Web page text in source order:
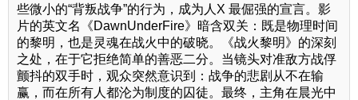
些微小的“背叛战争”的行为，成为人X 最倔强的宣言。影
片的英文名《DawnUnderFire》暗含双关：既是物理时间
的黎明，也是灵魂在战火中的破晓。《战火黎明》的深刻
之处，在于它拒绝简单的善恶二分。当镜头对准敌方战俘
颤抖的双手时，观众突然意识到：战争的悲剧从不在输
赢，而在所有人都沦为制度的囚徒。最终，主角在晨光中